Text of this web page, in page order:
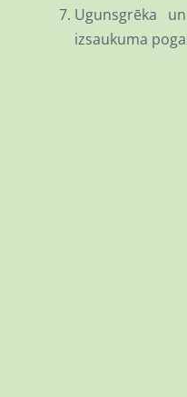
Ugunsgrēka
izsaukuma